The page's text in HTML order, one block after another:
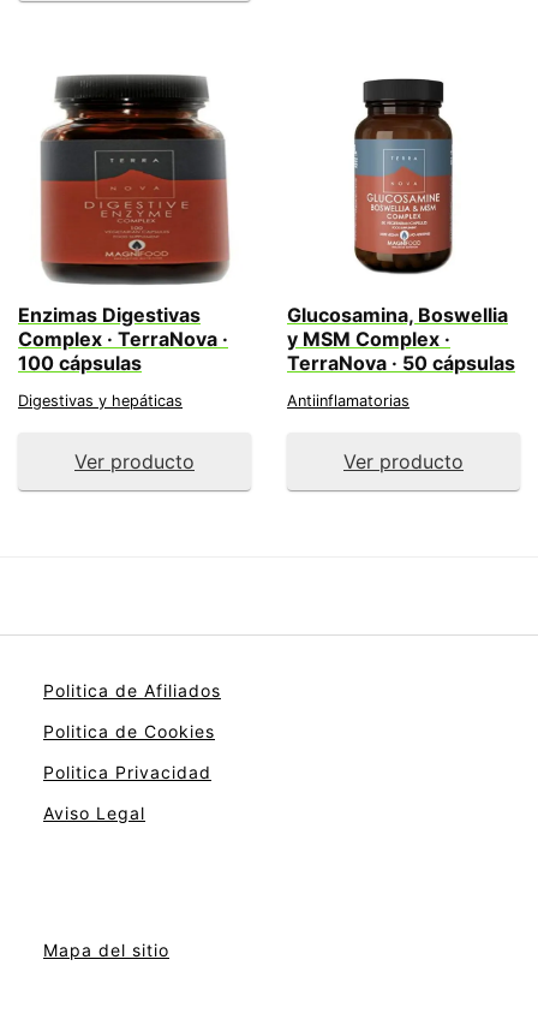
Enzimas Digestivas
Complex · TerraNova ·
100 cápsulas
Digestivas y hepáticas
Ver producto
Glucosamina, Boswellia
y MSM Complex ·
TerraNova · 50 cápsulas
Antiinflamatorias
Ver producto
Politica de Afiliados
Politica de Cookies
Politica Privacidad
Aviso Legal
Mapa del sitio